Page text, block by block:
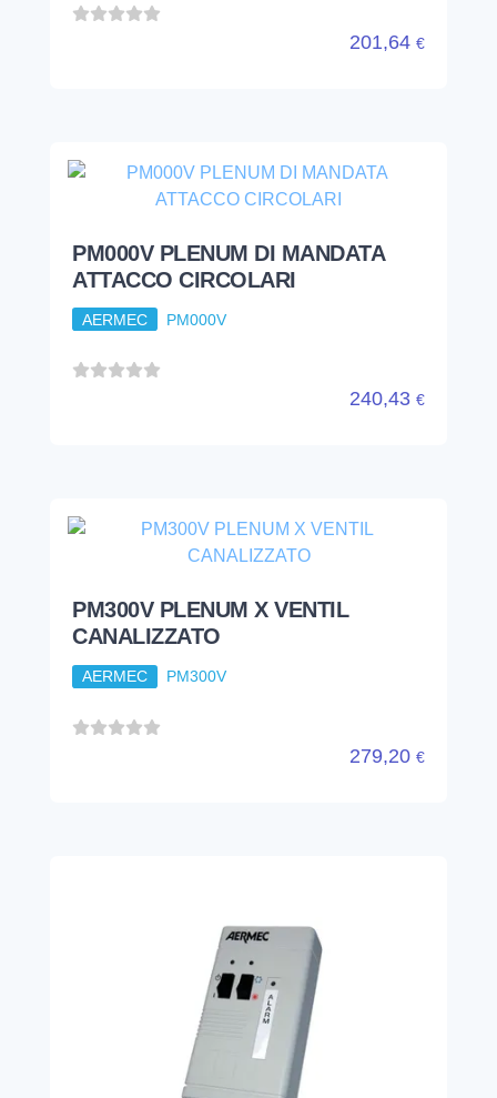
201,64 €
PM000V PLENUM DI MANDATA
ATTACCO CIRCOLARI
AERMEC PM000V
240,43 €
PM300V PLENUM X VENTIL
CANALIZZATO
AERMEC PM300V
279,20 €